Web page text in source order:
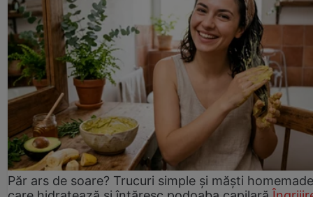
Păr ars de soare? Trucuri simple și măști homemade